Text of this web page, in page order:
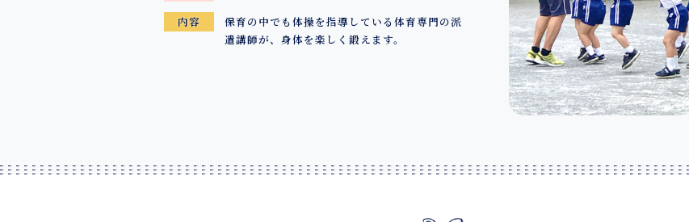
内容
保育の中でも体操を指導している体育専門の派
遣講師が、身体を楽しく鍛えます。